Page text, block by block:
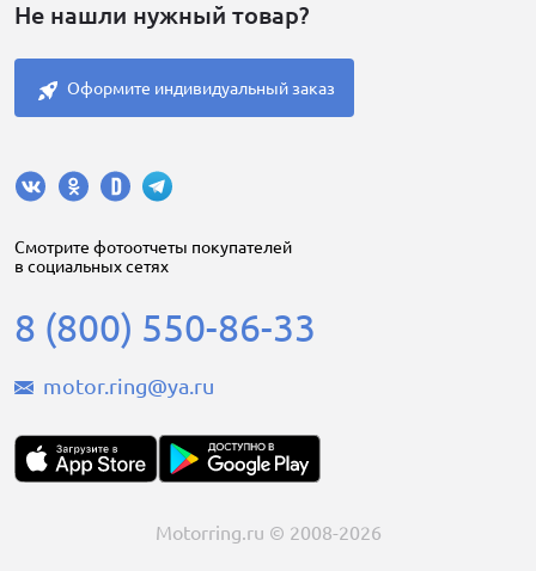
Не нашли нужный товар?
Оформите индивидуальный заказ
Cмотрите фотоотчеты покупателей
в социальных сетях
8 (800) 550-86-33
motor.ring@ya.ru
Motorring.ru © 2008-2026